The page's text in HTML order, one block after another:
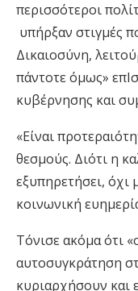
περισσότεροι
υπήρξαν στιγμές
Δικαιοσύνη,
πάντοτε όμως»
κυβέρνησης και
«Είναι
θεσμούς. Διότι η
εξυπηρετήσει, όχι
κοινωνική
Τόνισε ακόμα ότι
αυτοσυγκράτηση
κυριαρχήσουν και